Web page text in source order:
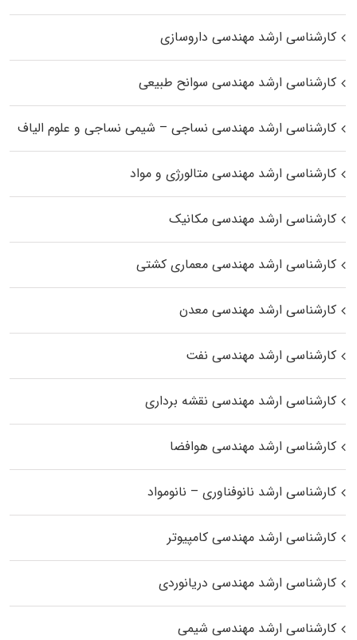
کارشناسی ارشد مهندسی داروسازی
کارشناسی ارشد مهندسی سوانح طبیعی
کارشناسی ارشد مهندسی نساجی – شیمی نساجی و علوم الیاف
کارشناسی ارشد مهندسی متالورژی و مواد
کارشناسی ارشد مهندسی مکانیک
کارشناسی ارشد مهندسی معماری کشتی
کارشناسی ارشد مهندسی معدن
کارشناسی ارشد مهندسی نفت
کارشناسی ارشد مهندسی نقشه برداری
کارشناسی ارشد مهندسی هوافضا
کارشناسی ارشد نانوفناوری – نانومواد
کارشناسی ارشد مهندسی کامپیوتر
کارشناسی ارشد مهندسی دریانوردی
کارشناسی ارشد مهندسی شیمی